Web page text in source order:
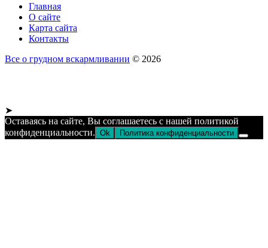
Главная
О сайте
Карта сайта
Контакты
Все о грудном вскармливании © 2026
➤
Оставаясь на сайте, Вы соглашаетесь с нашей политикой
конфиденциальности. Ok Политика конфиденциальности